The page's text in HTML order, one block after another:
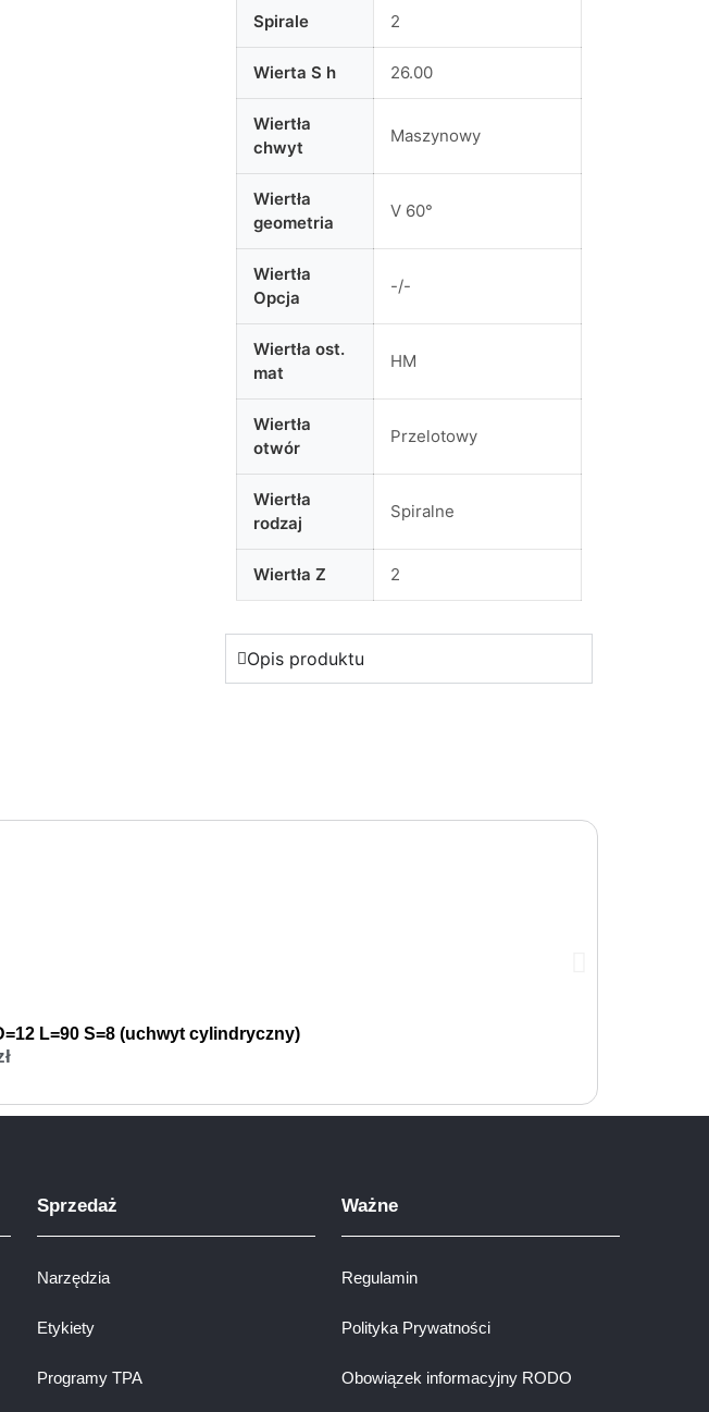
Spirale 2
Wierta S h 26.00
Wiertła
chwyt
Maszynowy
Wiertła
geometria
V 60°
Wiertła
Opcja
-/-
Wiertła ost.
mat
HM
Wiertła
otwór
Przelotowy
Wiertła
rodzaj
Spiralne
Wiertła Z 2
Opis produktu
L=90 S=8 (uchwyt cylindryczny)
Sprzedaż
Narzędzia
Etykiety
Programy TPA
Ważne
Regulamin
Polityka Prywatności
Obowiązek informacyjny RODO